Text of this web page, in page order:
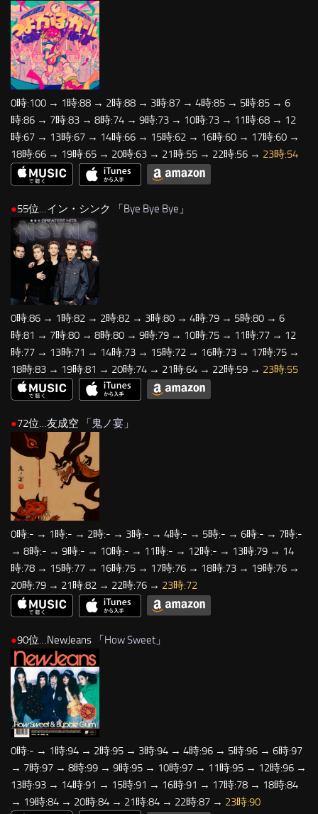
0時:100 → 1時:88 → 2時:88 → 3時:87 → 4時:85 → 5時:85 → 6
時:86 → 7時:83 → 8時:74 → 9時:73 → 10時:73 → 11時:68 → 12
時:67 → 13時:67 → 14時:66 → 15時:62 → 16時:60 → 17時:60 →
18時:66 → 19時:65 → 20時:63 → 21時:55 → 22時:56 → 23時:54
●55位…イン・シンク 「Bye Bye Bye 」
0時:86 → 1時:82 → 2時:82 → 3時:80 → 4時:79 → 5時:80 → 6
時:81 → 7時:80 → 8時:80 → 9時:79 → 10時:75 → 11時:77 → 12
時:77 → 13時:71 → 14時:73 → 15時:72 → 16時:73 → 17時:75 →
18時:83 → 19時:81 → 20時:74 → 21時:64 → 22時:59 → 23時:55
●72位…友成空 「 鬼ノ宴 」
0時:- → 1時:- → 2時:- → 3時:- → 4時:- → 5時:- → 6時:- → 7時:-
→ 8時:- → 9時:- → 10時:- → 11時:- → 12時:- → 13時:79 → 14
時:78 → 15時:77 → 16時:75 → 17時:76 → 18時:73 → 19時:76 →
20時:79 → 21時:82 → 22時:76 → 23時:72
●90位…NewJeans 「How Sweet 」
0時:- → 1時:94 → 2時:95 → 3時:94 → 4時:96 → 5時:96 → 6時:97
→ 7時:97 → 8時:99 → 9時:95 → 10時:97 → 11時:95 → 12時:96 →
13時:93 → 14時:91 → 15時:91 → 16時:91 → 17時:78 → 18時:84
→ 19時:84 → 20時:84 → 21時:84 → 22時:87 → 23時:90